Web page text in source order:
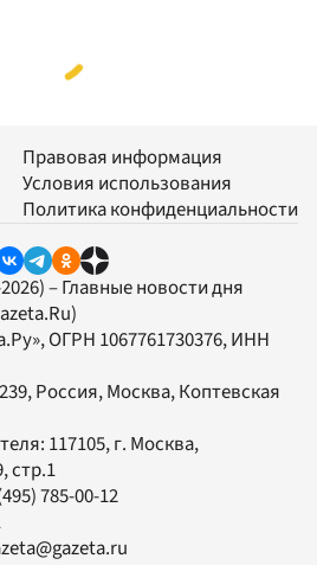
Правовая информация
Условия использования
Политика конфиденциальности
– Главные новости дня
, ОГРН 1067761730376, ИНН
Россия, Москва, Коптевская
117105, г. Москва,
стр.1
785-00-12